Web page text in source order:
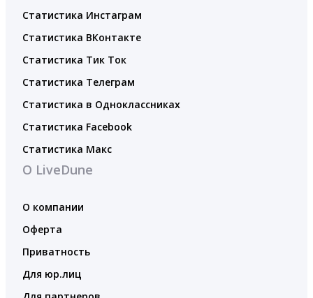
Статистика Инстаграм
Статистика ВКонтакте
Статистика Тик Ток
Статистика Телеграм
Статистика в Одноклассниках
Статистика Facebook
Статистика Макс
О LiveDune
О компании
Оферта
Приватность
Для юр.лиц